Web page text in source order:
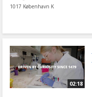
1017 København K
02:18